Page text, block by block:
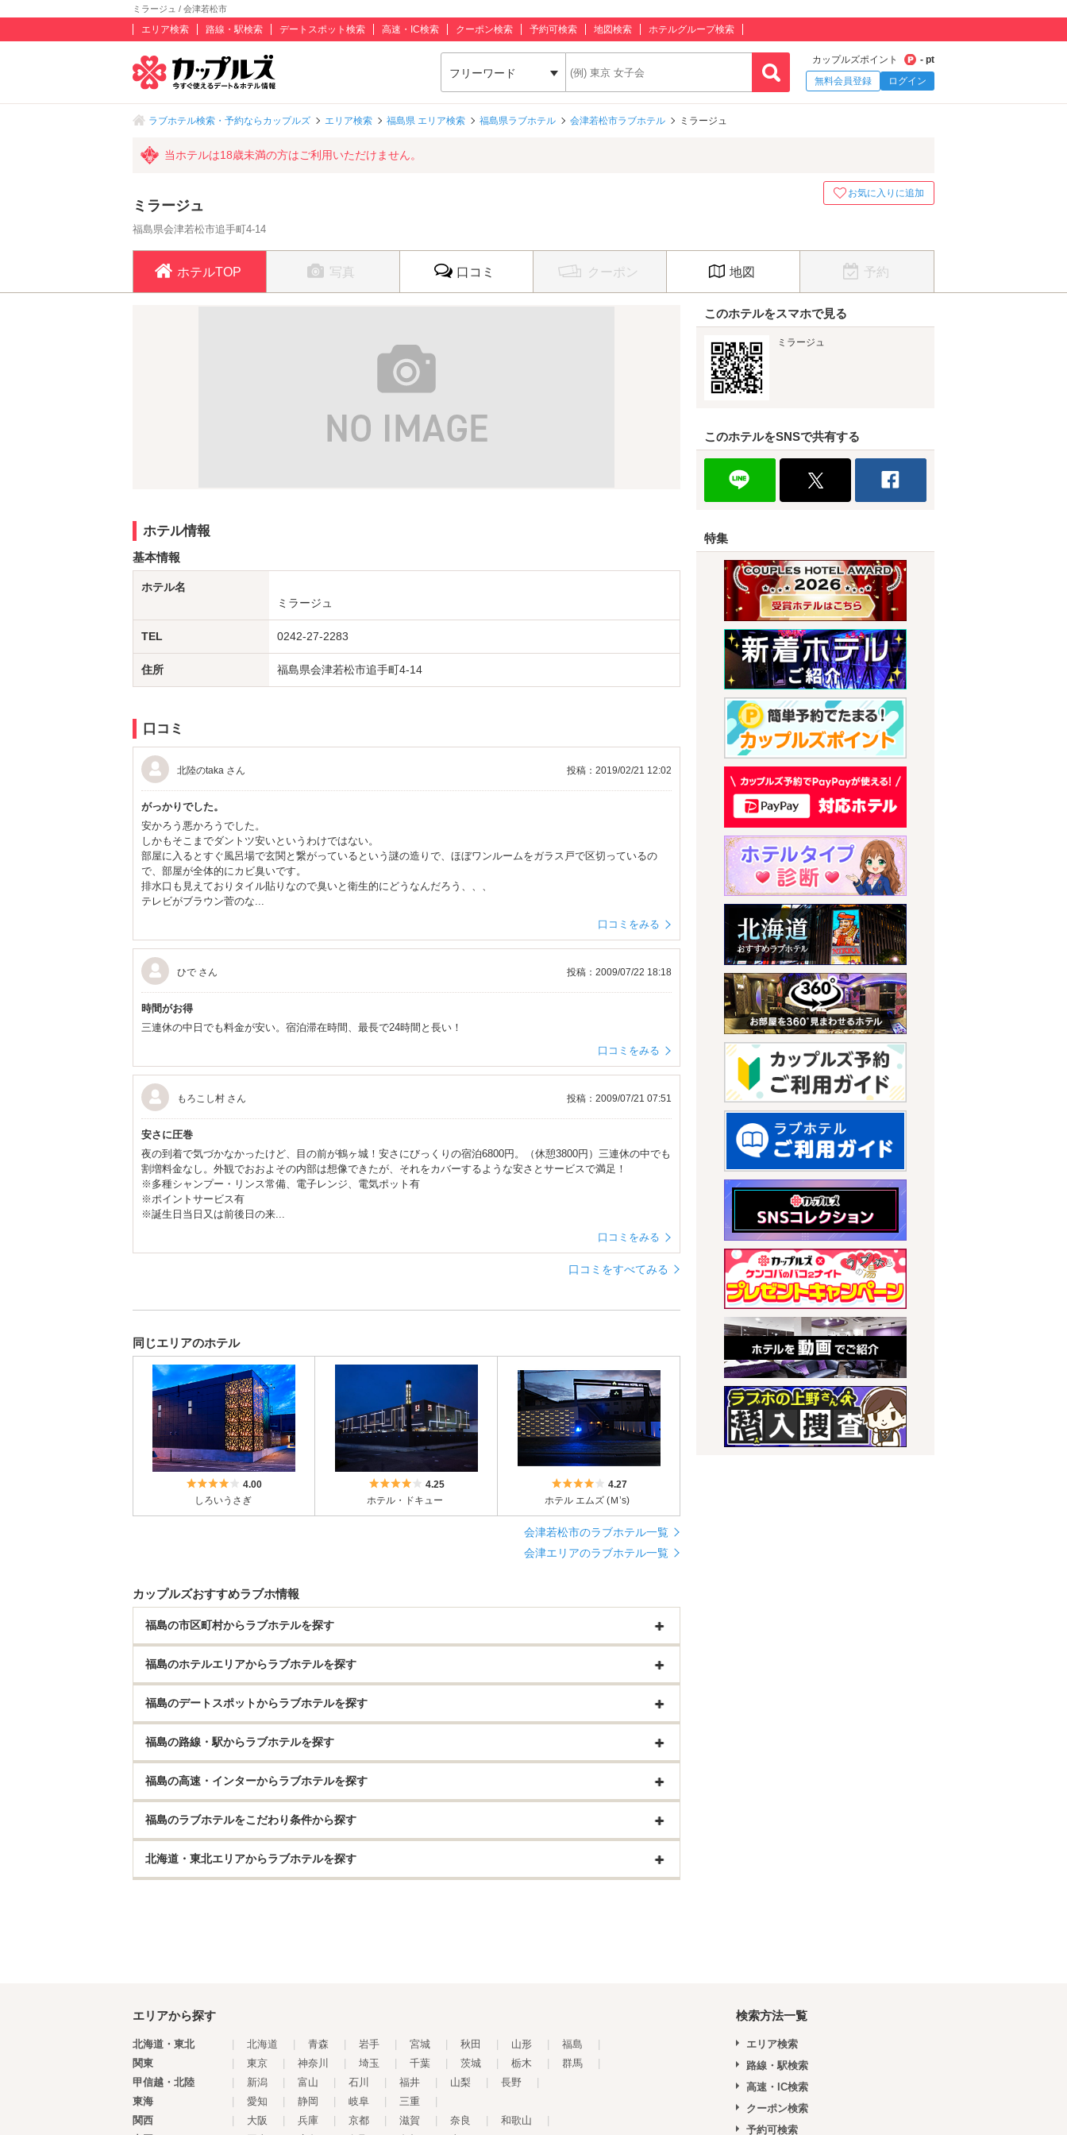
ミラージュ / 会津若松市
エリア検索 路線・駅検索 デートスポット検索 高速・IC検索 クーポン検索 予約可検索 地図検索 ホテルグループ検索
フリーワード
カップルズポイント
- pt
無料会員登録
ログイン
ラブホテル検索・予約ならカップルズ エリア検索 福島県 エリア検索 福島県ラブホテル 会津若松市ラブホテル ミラージュ
当ホテルは18歳未満の方はご利用いただけません。
ミラージュ
福島県会津若松市追手町4-14
お気に入りに追加
ホテルTOP 写真 口コミ クーポン 地図 予約
ホテル情報
基本情報
ホテル名
ミラージュ
TEL 0242-27-2283
住所 福島県会津若松市追手町4-14
口コミ
北陸のtaka さん 投稿：2019/02/21 12:02
がっかりでした。
安かろう悪かろうでした。
しかもそこまでダントツ安いというわけではない。
部屋に入るとすぐ風呂場で玄関と繋がっているという謎の造りで、ほぼワンルームをガラス戸で区切っているの
で、部屋が全体的にカビ臭いです。
排水口も見えておりタイル貼りなので臭いと衛生的にどうなんだろう、、、
テレビがブラウン菅のな...
口コミをみる
ひで さん 投稿：2009/07/22 18:18
時間がお得
三連休の中日でも料金が安い。宿泊滞在時間、最長で24時間と長い！
口コミをみる
もろこし村 さん 投稿：2009/07/21 07:51
安さに圧巻
夜の到着で気づかなかったけど、目の前が鶴ヶ城！安さにびっくりの宿泊6800円。（休憩3800円）三連休の中でも
割増料金なし。外観でおおよその内部は想像できたが、それをカバーするような安さとサービスで満足！
※多種シャンプー・リンス常備、電子レンジ、電気ポット有
※ポイントサービス有
※誕生日当日又は前後日の来...
口コミをみる
口コミをすべてみる
同じエリアのホテル
5つ星のうち4
4.00
しろいうさぎ
5つ星のうち4
4.25
ホテル・ドキュー
5つ星のうち4
4.27
ホテル エムズ (Ｍ’s)
会津若松市のラブホテル一覧
会津エリアのラブホテル一覧
カップルズおすすめラブホ情報
福島の市区町村からラブホテルを探す
福島のホテルエリアからラブホテルを探す
福島のデートスポットからラブホテルを探す
福島の路線・駅からラブホテルを探す
福島の高速・インターからラブホテルを探す
福島のラブホテルをこだわり条件から探す
北海道・東北エリアからラブホテルを探す
このホテルをスマホで見る
ミラージュ
このホテルをSNSで共有する
特集
エリアから探す
北海道・東北 北海道 青森 岩手 宮城 秋田 山形 福島
関東
東京 神奈川 埼玉 千葉 茨城 栃木 群馬
甲信越・北陸
新潟 富山 石川 福井 山梨 長野
東海
愛知 静岡 岐阜 三重
関西
大阪 兵庫 京都 滋賀 奈良 和歌山
検索方法一覧
エリア検索
路線・駅検索
高速・IC検索
クーポン検索
予約可検索